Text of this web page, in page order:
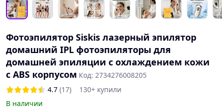
Фотоэпилятор Siskis лазерный эпилятор
домашний IPL фотоэпиляторы для
домашней эпиляции с охлаждением кожи
с ABS корпусом Код: 2734276008205
4.7 (17)
130+ купили
В наличии